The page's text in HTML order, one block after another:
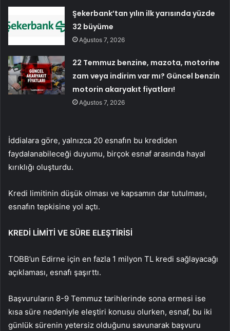
Şekerbank’tan yılın ilk yarısında yüzde
32 büyüme
Ağustos 7, 2026
22 Temmuz benzine, mazota, motorine
zam veya indirim var mı? Güncel benzin
motorin akaryakıt fiyatları!
Ağustos 7, 2026
İddialara göre, yalnızca 20 esnafın bu krediden
faydalanabileceği duyumu, birçok esnaf arasında hayal
kırıklığı oluşturdu.
Kredi limitinin düşük olması ve kapsamın dar tutulması,
esnafın tepkisine yol açtı.
KREDİ LİMİTİ VE SÜRE ELEŞTİRİSİ
TOBB’un Edirne için en fazla 1 milyon TL kredi sağlayacağı
açıklaması, esnafı şaşırttı.
Başvuruların 8-9 Temmuz tarihlerinde sona ermesi ise
kısa süre nedeniyle eleştiri konusu olurken, esnaf, bu iki
günlük sürenin yetersiz olduğunu savunarak başvuru